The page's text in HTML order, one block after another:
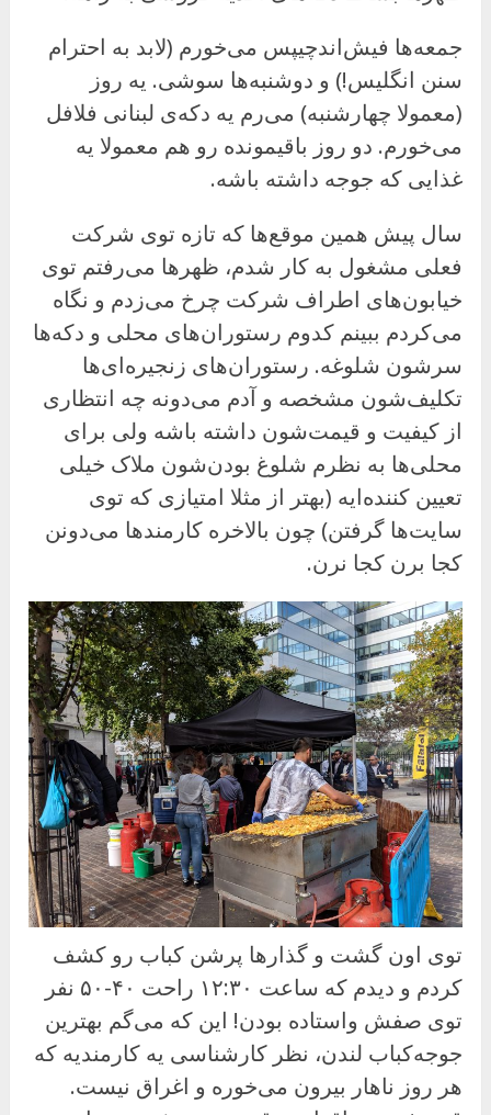
جمعه‌ها فیش‌اندچیپس می‌خورم (لابد به احترام
سنن انگلیس!) و دوشنبه‌ها سوشی. یه روز
(معمولا چهارشنبه) می‌رم یه دکه‌ی لبنانی فلافل
می‌خورم. دو روز باقیمونده رو هم معمولا یه
غذایی که جوجه داشته باشه.
سال پیش همین موقع‌ها که تازه توی شرکت
فعلی مشغول به کار شدم، ظهرها می‌رفتم توی
خیابون‌های اطراف شرکت چرخ می‌زدم و نگاه
می‌کردم ببینم کدوم رستوران‌های محلی و دکه‌ها
سرشون شلوغه. رستوران‌های زنجیره‌ای‌ها
تکلیف‌شون مشخصه و آدم می‌دونه چه انتظاری
از کیفیت و قیمت‌شون داشته باشه ولی برای
محلی‌ها به نظرم شلوغ بودن‌شون ملاک خیلی
تعیین کننده‌ایه (بهتر از مثلا امتیازی که توی
سایت‌ها گرفتن) چون بالاخره کارمندها می‌دونن
کجا برن کجا نرن.
توی اون گشت و گذارها پرشن کباب رو کشف
کردم و دیدم که ساعت ۱۲:۳۰ راحت ۴۰-۵۰ نفر
توی صفش واستاده بودن! این که می‌گم بهترین
جوجه‌کباب لندن، نظر کارشناسی یه کارمندیه که
هر روز ناهار بیرون می‌خوره و اغراق نیست.